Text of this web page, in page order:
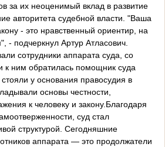
за их неоценимый вклад в развитие
авторитета судебной власти. "Ваша
- это нравственный ориентир, на
- подчеркнул Артур Атласович.
сотрудники аппарата суда, со
к ним обратилась помощник суда
у основания правосудия в
основы честности,
к человеку и закону.Благодаря
суд стал
структурой. Сегодняшние
аппарата — это продолжатели